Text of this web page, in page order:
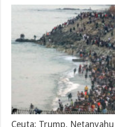
Ceuta: Trump,